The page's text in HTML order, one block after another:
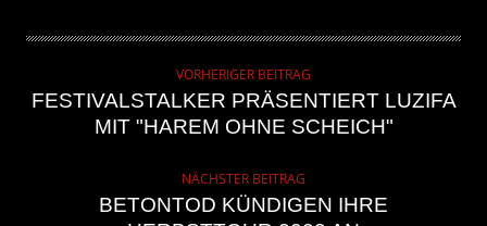
VORHERIGER BEITRAG
FESTIVALSTALKER PRÄSENTIERT LUZIFA
MIT "HAREM OHNE SCHEICH"
NÄCHSTER BEITRAG
BETONTOD KÜNDIGEN IHRE